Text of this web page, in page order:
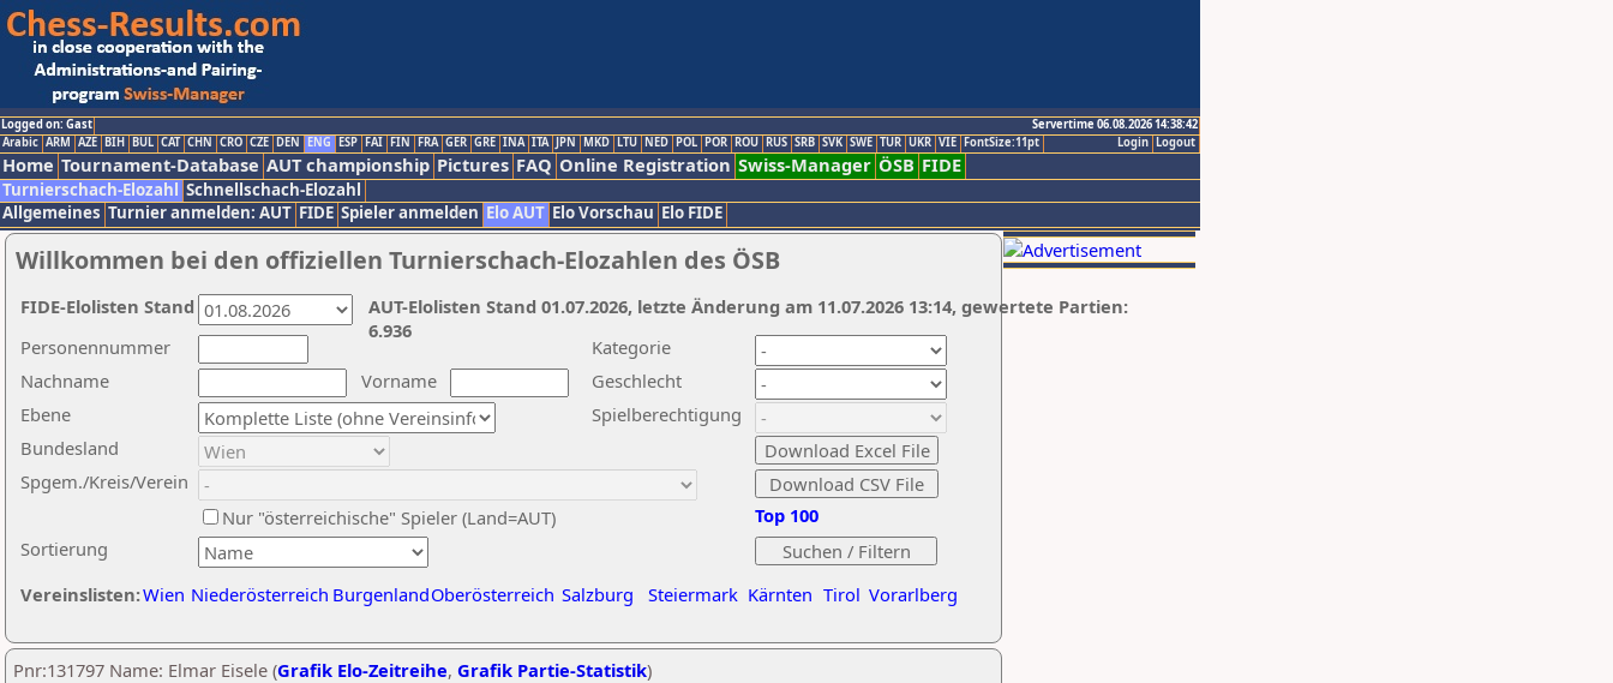
Logged on: Gast
Servertime 06.08.2026 14:38:42
Logout
Login
Arabic ARM AZE BIH BUL CAT CHN CRO CZE DEN ENG ESP FAI FIN FRA GER GRE INA ITA JPN MKD LTU NED POL POR ROU RUS SRB SVK SWE TUR UKR VIE FontSize:11pt
Home Tournament-Database AUT championship Pictures FAQ Online Registration Swiss-Manager ÖSB FIDE
Turnierschach-Elozahl Schnellschach-Elozahl
Allgemeines Turnier anmelden: AUT FIDE Spieler anmelden Elo AUT Elo Vorschau Elo FIDE
Willkommen bei den offiziellen Turnierschach-Elozahlen des ÖSB
Nachname
Vorname
Ebene
Kategorie
Sortierung
Personennummer
Bundesland
Spgem./Kreis/Verein
Geschlecht
Nur "österreichische" Spieler (Land=AUT)
Spielberechtigung
Vereinslisten:Wien Niederösterreich BurgenlandOberösterreich Salzburg Steiermark Kärnten Tirol Vorarlberg
Top 100
AUT-Elolisten Stand 01.07.2026, letzte Änderung am 11.07.2026 13:14, gewertete Partien:
6.936
FIDE-Elolisten Stand
Pnr:131797 Name: Elmar Eisele (Grafik Elo-Zeitreihe, Grafik Partie-Statistik)